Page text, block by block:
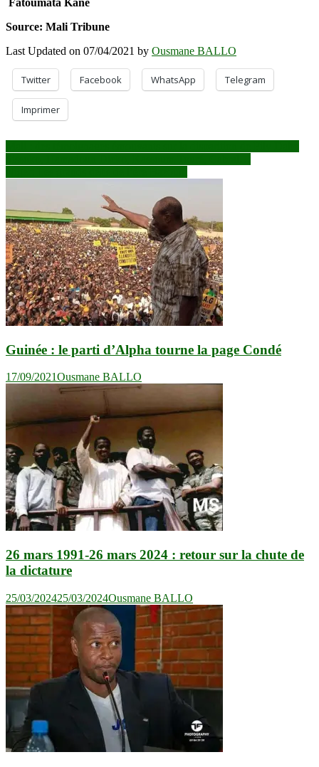
Source: Mali Tribune
Last Updated on 07/04/2021 by Ousmane BALLO
Twitter Facebook WhatsApp Telegram
Imprimer
Navigation
de
Guinée : le parti d’Alpha tourne la page Condé
17/09/2021Ousmane BALLO
26 mars 1991-26 mars 2024 : retour sur la chute de
la dictature
25/03/202425/03/2024Ousmane BALLO